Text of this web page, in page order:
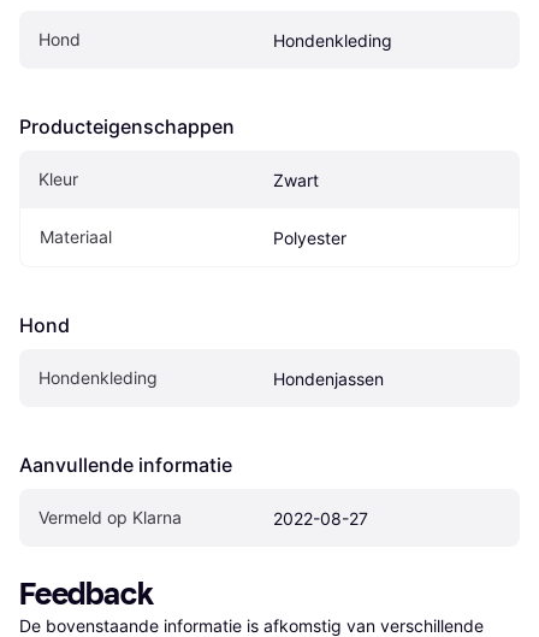
Hond Hondenkleding
Producteigenschappen
Kleur Zwart
Materiaal Polyester
Hond
Hondenkleding Hondenjassen
Aanvullende informatie
Vermeld op Klarna 2022-08-27
Feedback
De bovenstaande informatie is afkomstig van verschillende